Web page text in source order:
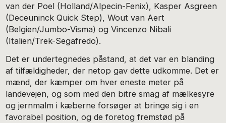
van der Poel (Holland/Alpecin-Fenix), Kasper Asgreen
(Deceuninck Quick Step), Wout van Aert
(Belgien/Jumbo-Visma) og Vincenzo Nibali
(Italien/Trek-Segafredo).
Det er undertegnedes påstand, at det var en blanding
af tilfældigheder, der netop gav dette udkomme. Det er
mænd, der kæmper om hver eneste meter på
landevejen, og som med den bitre smag af mælkesyre
og jernmalm i kæberne forsøger at bringe sig i en
favorabel position, og de foretog fremstød på